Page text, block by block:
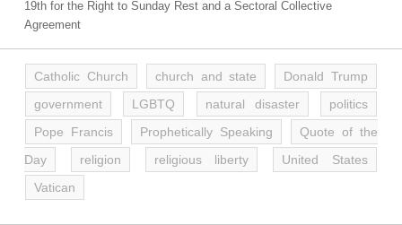
19th for the Right to Sunday Rest and a Sectoral Collective
Agreement
Catholic Church church and state
Donald Trump
government
LGBTQ natural disaster
politics
Pope Francis
Prophetically Speaking
Quote of the
Day
religion religious liberty
United States
Vatican